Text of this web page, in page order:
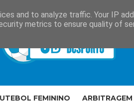
FEMININO ARBITRAGEM
and to analyze traffic. Your IP
metrics to ensure quality of